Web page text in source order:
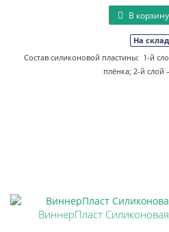
В корзину
На
Состав силиконовой пластины: 1-й
плёнка; 2-й слой
ВиннерПласт